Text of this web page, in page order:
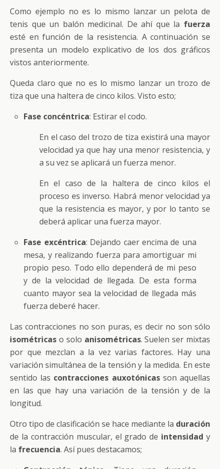
Como ejemplo no es lo mismo lanzar un pelota de
tenis que un balón medicinal. De ahí que la fuerza
esté en función de la resistencia. A continuación se
presenta un modelo explicativo de los dos gráficos
vistos anteriormente.
Queda claro que no es lo mismo lanzar un trozo de
tiza que una haltera de cinco kilos. Visto esto;
Fase concéntrica: Estirar el codo.
En el caso del trozo de tiza existirá una mayor
velocidad ya que hay una menor resistencia, y
a su vez se aplicará un fuerza menor.
En el caso de la haltera de cinco kilos el
proceso es inverso. Habrá menor velocidad ya
que la resistencia es mayor, y por lo tanto se
deberá aplicar una fuerza mayor.
Fase excéntrica: Dejando caer encima de una
mesa, y realizando fuerza para amortiguar mi
propio peso. Todo ello dependerá de mi peso
y de la velocidad de llegada. De esta forma
cuanto mayor sea la velocidad de llegada más
fuerza deberé hacer.
Las contracciones no son puras, es decir no son sólo
isométricas o solo anisométricas. Suelen ser mixtas
por que mezclan a la vez varias factores. Hay una
variación simultánea de la tensión y la medida. En este
sentido las contracciones auxotónicasson aquellas
en las que hay una variación de la tensión y de la
longitud.
Otro tipo de clasificación se hace mediante la duración
de la contracción muscular, el grado de intensidad y
la frecuencia. Así pues destacamos;